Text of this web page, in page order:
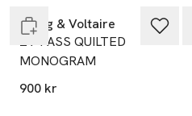
Zadig & Voltaire
ZV PASS QUILTED
MONOGRAM
900 kr